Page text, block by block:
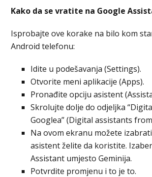
Kako da se vratite na Google
Isprobajte ove korake na bilo kom
Android telefonu:
Idite u podešavanja (Settings).
Otvorite meni aplikacije (Apps).
Pronađite opciju asistent
Skrolujte dolje do odjeljka
Googlea” (Digital assistants
Na ovom ekranu možete
asistent želite da koristite.
Assistant umjesto Geminija.
Potvrdite promjenu i to je to.